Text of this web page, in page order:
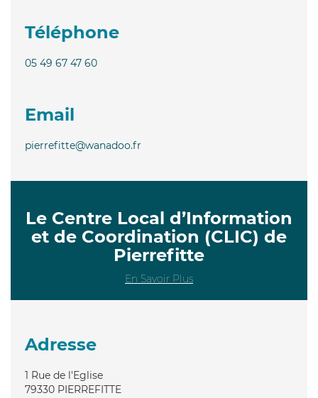
Téléphone
05 49 67 47 60
Email
pierrefitte@wanadoo.fr
Le Centre Local d’Information
et de Coordination (CLIC) de
Pierrefitte
En Savoir Plus
Adresse
1 Rue de l'Eglise
79330 PIERREFITTE